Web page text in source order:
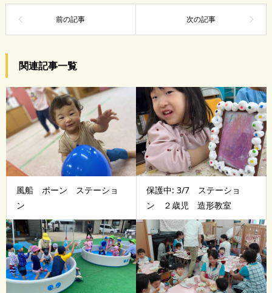
関連記事一覧
風船 ポーン ステーショ
ン
保護中: 3/7 ステーショ
ン ２歳児 造形教室